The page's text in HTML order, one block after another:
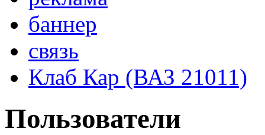
баннер
связь
Клаб Кар (ВАЗ 21011)
Пользователи